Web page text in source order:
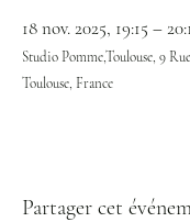
18 nov. 2025, 19:15 –
Studio Pomme,Toulouse, 9
Toulouse, France
Partager cet